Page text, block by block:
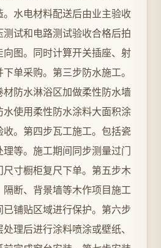
。水电材料配送后由业主验收
试和电路测试验收合格后拍
向图。同时计算开关插座、射
单采购。第三步防水施工。
材防水淋浴区加做柔性防水墙
水使用柔性防水涂料大面积涂
收。第四步瓦工施工。包括瓷
等。施工期间同步测量过门
寸橱柜复尺下单。第五步木
隔断、背景墙等木作项目施工
铺贴区域进行保护。第六步
理后进行涂料喷涂或壁纸、